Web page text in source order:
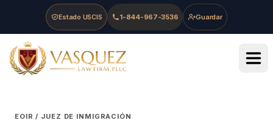
Skip to main content
Skip to navigation
Skip to footer
Estado USCIS 1-844-967-3536 Guardar
Vasquez Law Firm - Home
EOIR / JUEZ DE INMIGRACIÓN